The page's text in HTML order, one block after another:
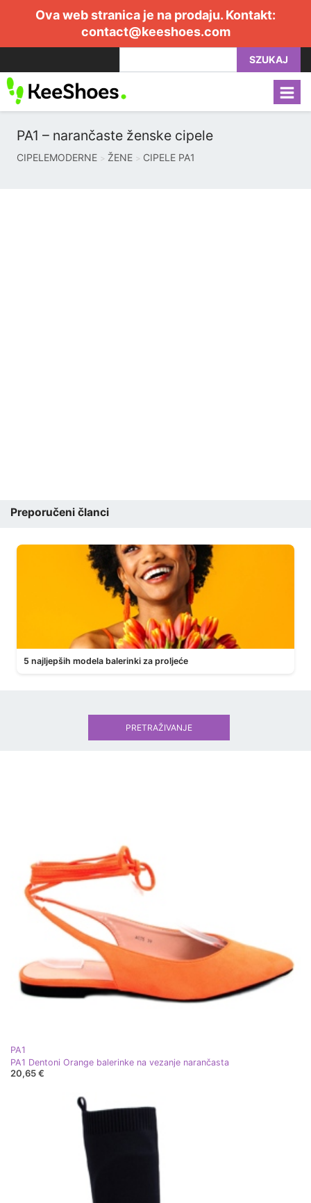
Ova web stranica je na prodaju. Kontakt:
contact@keeshoes.com
SZUKAJ
PA1 – narančaste ženske cipele
CIPELEMODERNE ŽENE CIPELE PA1
Preporučeni članci
5 najljepših modela balerinki za proljeće
PA1
PA1 Dentoni Orange balerinke na vezanje narančasta
20,65 €
PRETRAŽIVANJE